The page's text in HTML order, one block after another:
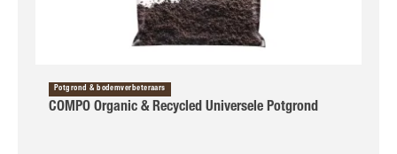
Potgrond & bodemverbeteraars
COMPO Organic & Recycled Universele Potgrond